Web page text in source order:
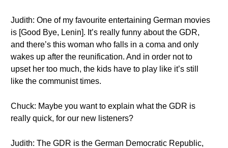
Judith: One of my favourite entertaining German movies
is [Good Bye, Lenin]. It’s really funny about the GDR,
and there’s this woman who falls in a coma and only
wakes up after the reunification. And in order not to
upset her too much, the kids have to play like it’s still
like the communist times.
Chuck: Maybe you want to explain what the GDR is
really quick, for our new listeners?
Judith: The GDR is the German Democratic Republic,